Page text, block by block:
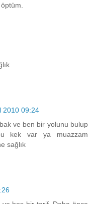
2010 09:24
ve ben bir yolunu bulup
kek var ya muazzam
sağlık